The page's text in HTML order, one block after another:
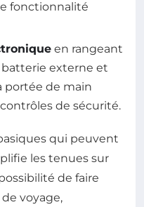
fonctionnalité
en rangeant
batterie externe et
portée de main
de sécurité.
qui peuvent
les tenues sur
de faire
voyage,